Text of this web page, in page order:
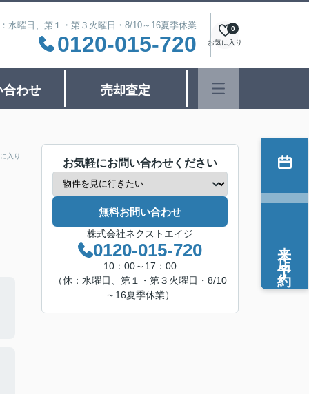
曜日、第１・第３火曜日・8/10～16夏季休業
0120-015-720 お気に入り
0
合わせ 売却査定
入り
お気軽にお問い合わせください
無料お問い合わせ
株式会社ネクストエイジ
0120-015-720
10：00～17：00
（休：水曜日、第１・第３火曜日・8/10
～16夏季休業）
来店予約